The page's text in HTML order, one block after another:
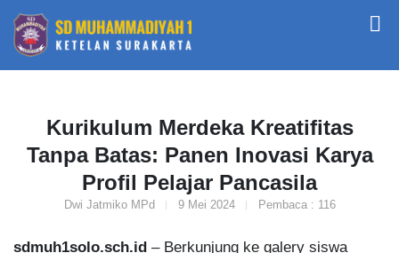
Kurikulum Merdeka Kreatifitas
Tanpa Batas: Panen Inovasi Karya
Profil Pelajar Pancasila
Dwi Jatmiko MPd 9 Mei 2024 Pembaca : 116
sdmuh1solo.sch.id – Berkunjung ke galery siswa